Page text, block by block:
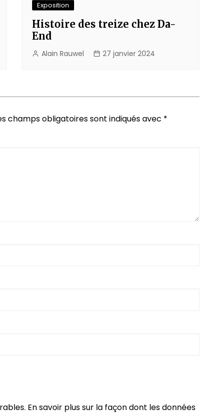
Exposition
Histoire des treize chez Da-
End
Alain Rauwel 27 janvier 2024
champs obligatoires sont indiqués avec *
En savoir plus sur la façon dont les données